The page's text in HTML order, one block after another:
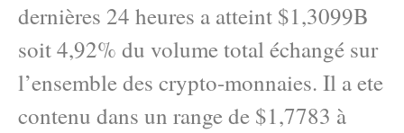
dernières 24 heures a atteint $1,3099B
soit 4,92% du volume total échangé sur
l’ensemble des crypto-monnaies. Il a ete
contenu dans un range de $1,7783 à